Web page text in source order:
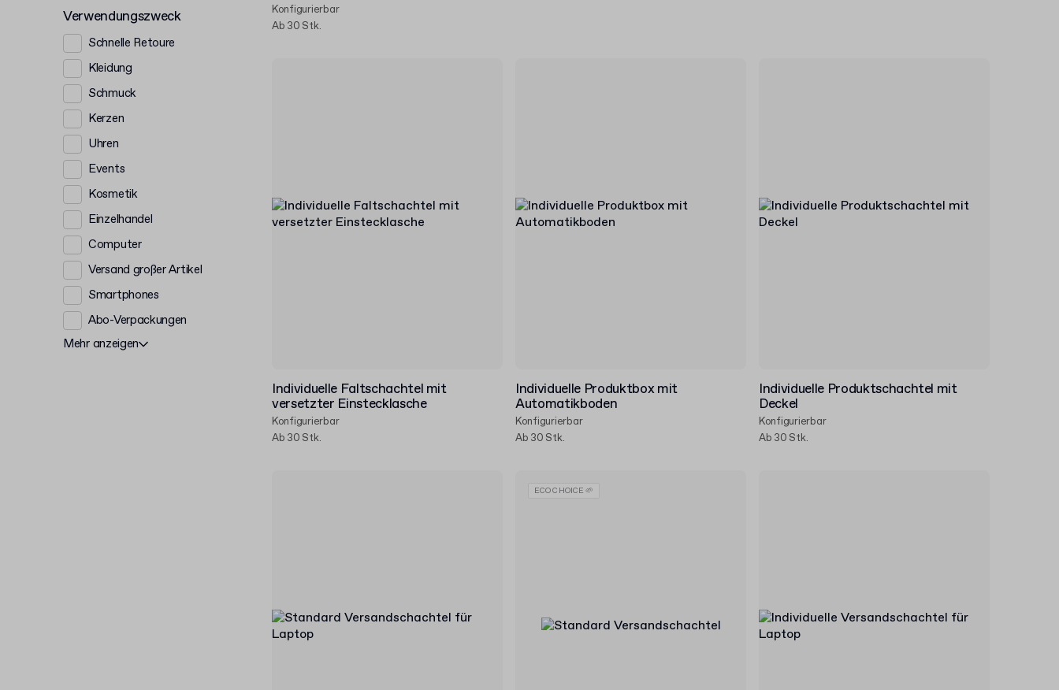
Verwendungszweck
Schnelle Retoure
Kleidung
Schmuck
Kerzen
Uhren
Events
Kosmetik
Einzelhandel
Computer
Versand großer Artikel
Smartphones
Abo-Verpackungen
Mehr anzeigen
Konfigurierbar
Ab 30 Stk.
Individuelle Faltschachtel mit
versetzter Einstecklasche
Konfigurierbar
Ab 30 Stk.
Individuelle Produktbox mit
Automatikboden
Konfigurierbar
Ab 30 Stk.
Individuelle Produktschachtel mit
Deckel
Konfigurierbar
Ab 30 Stk.
ECO CHOICE 🌱